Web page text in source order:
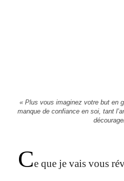
« Plus vous imaginez votre but en
manque de confiance en soi, tant
Ce que je vais vous